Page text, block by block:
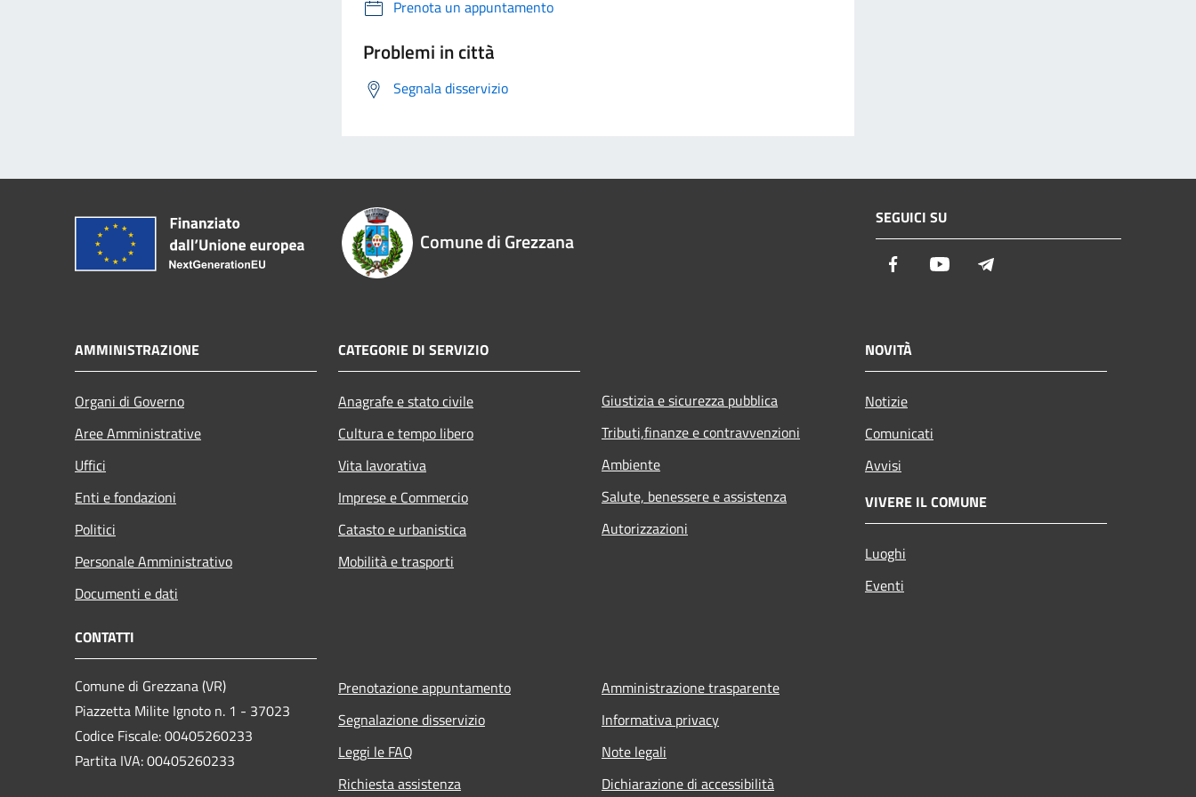
Prenota un appuntamento
Problemi in città
Segnala disservizio
Comune di Grezzana
SEGUICI SU
Facebook Youtube
AMMINISTRAZIONE
Organi di Governo
Aree Amministrative
Uffici
Enti e fondazioni
Politici
Personale Amministrativo
Documenti e dati
CATEGORIE DI SERVIZIO
Anagrafe e stato civile
Cultura e tempo libero
Vita lavorativa
Imprese e Commercio
Catasto e urbanistica
Mobilità e trasporti
Giustizia e sicurezza pubblica
Tributi,finanze e contravvenzioni
Ambiente
Salute, benessere e assistenza
Autorizzazioni
NOVITÀ
Notizie
Comunicati
Avvisi
VIVERE IL COMUNE
Luoghi
Eventi
CONTATTI
Comune di Grezzana (VR)
Piazzetta Milite Ignoto n. 1 - 37023
Codice Fiscale: 00405260233
Partita IVA: 00405260233
Prenotazione appuntamento
Segnalazione disservizio
Leggi le FAQ
Richiesta assistenza
Amministrazione trasparente
Informativa privacy
Note legali
Dichiarazione di accessibilità